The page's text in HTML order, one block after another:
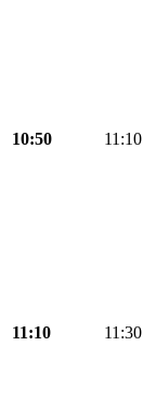
10:50 11:10
11:10 11:30